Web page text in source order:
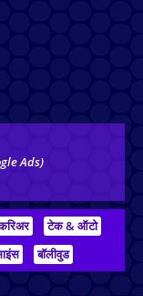
Ads)
टेक & ऑटो
बॉलीवुड